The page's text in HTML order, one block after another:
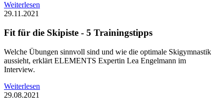
Weiterlesen
29.11.2021
Fit für die Skipiste - 5 Trainingstipps
Welche Übungen sinnvoll sind und wie die optimale Skigymnastik
aussieht, erklärt ELEMENTS Expertin Lea Engelmann im
Interview.
Weiterlesen
29.08.2021